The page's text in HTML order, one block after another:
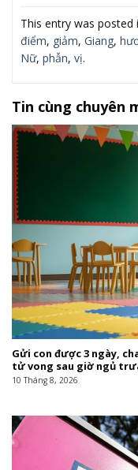
This entry was posted
điểm, giảm, Giang,
Nữ, phẫn, vị.
Tin cùng chuyên
Gửi con được 3 ngày,
tử vong sau giờ ngủ
10 Tháng 8, 2026